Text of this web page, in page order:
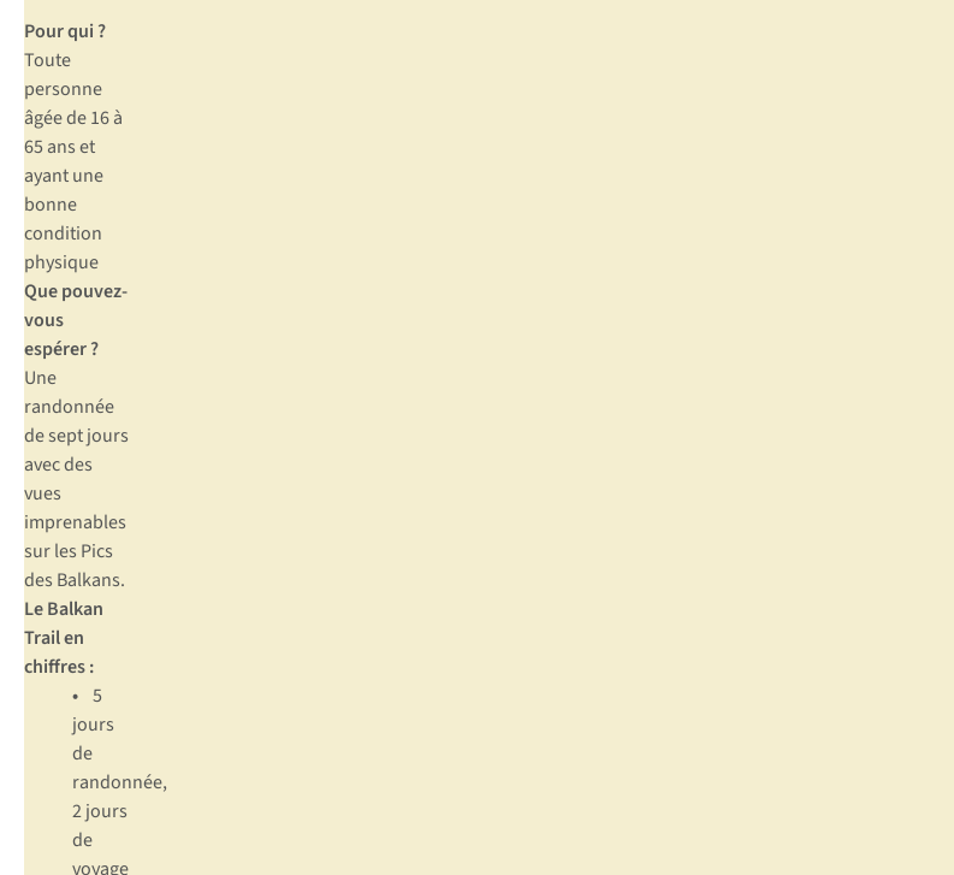
Pour qui ?
Toute
personne
âgée de 16 à
65 ans et
ayant une
bonne
condition
physique
Que pouvez-
vous
espérer ?
Une
randonnée
de sept jours
avec des
vues
imprenables
sur les Pics
des Balkans.
Le Balkan
Trail en
chiffres :
• 5
jours
de
randonnée,
2 jours
de
voyage